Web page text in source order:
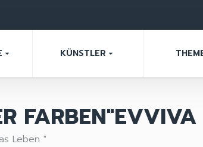
arrow_drop_down KÜNSTLER arrow_drop_down
Leben "